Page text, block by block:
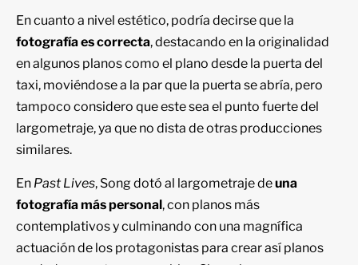
En cuanto a nivel estético, podría decirse que la
fotografía es correcta, destacando en la originalidad
en algunos planos como el plano desde la puerta del
taxi, moviéndose a la par que la puerta se abría, pero
tampoco considero que este sea el punto fuerte del
largometraje, ya que no dista de otras producciones
similares.
En Past Lives, Song dotó al largometraje deuna
fotografía más personal, con planos más
contemplativos y culminando con una magnífica
actuación de los protagonistas para crear así planos